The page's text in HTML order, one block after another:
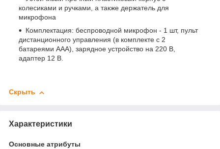
колесиками и ручками, а также держатель для
микрофона
Комплектация: беспроводной микрофон - 1 шт, пульт
дистанционного управления (в комплекте с 2
батареями AAA), зарядное устройство на 220 В,
адаптер 12 В.
Скрыть
Характеристики
Основные атрибуты